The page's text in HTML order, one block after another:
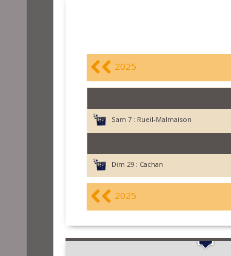
2025
Sam 7 : Rueil-Malmaison
Dim 29 : Cachan
2025